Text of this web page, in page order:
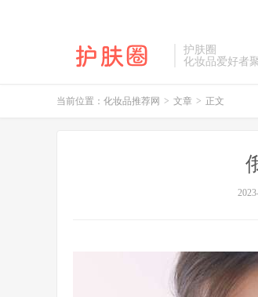
护肤圈
化妆品爱好者
当前位置： 化妆品推荐网 > 文章 > 正文